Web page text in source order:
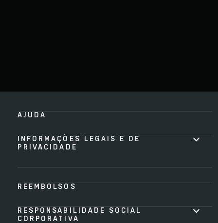
AJUDA
INFORMAÇÕES LEGAIS E DE
PRIVACIDADE
REEMBOLSOS
RESPONSABILIDADE SOCIAL
CORPORATIVA